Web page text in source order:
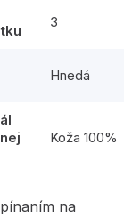
3
Hnedá
Koža 100%
na